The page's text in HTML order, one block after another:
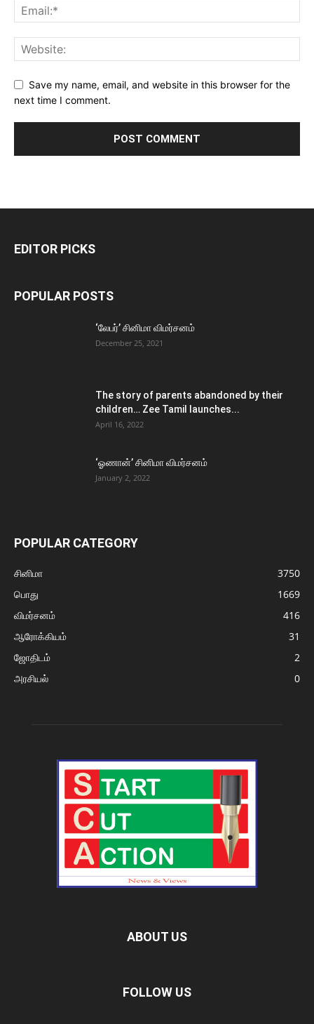
Save my name, email, and website in this browser for the
next time I comment.
EDITOR PICKS
POPULAR POSTS
‘லேபர்’ சினிமா விமர்சனம்
December 25, 2021
The story of parents abandoned by their
children… Zee Tamil launches...
April 16, 2022
‘ஓணான்’ சினிமா விமர்சனம்
January 2, 2022
POPULAR CATEGORY
சினிமா
3750
பொது
1669
விமர்சனம்
416
ஆரோக்கியம்
31
ஜோதிடம்
2
அரசியல்
0
ABOUT US
FOLLOW US